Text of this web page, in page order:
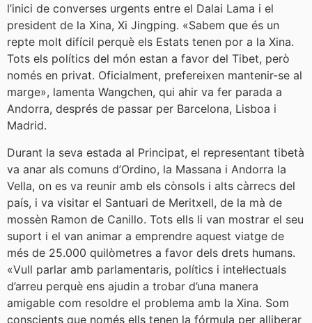
l’inici de converses urgents entre el Dalai Lama i el
president de la Xina, Xi Jingping. «Sabem que és un
repte molt difícil perquè els Estats tenen por a la Xina.
Tots els polítics del món estan a favor del Tibet, però
només en privat. Oficialment, prefereixen mantenir-se al
marge», lamenta Wangchen, qui ahir va fer parada a
Andorra, després de passar per Barcelona, Lisboa i
Madrid.
Durant la seva estada al Principat, el representant tibetà
va anar als comuns d’Ordino, la Massana i Andorra la
Vella, on es va reunir amb els cònsols i alts càrrecs del
país, i va visitar el Santuari de Meritxell, de la mà de
mossèn Ramon de Canillo. Tots ells li van mostrar el seu
suport i el van animar a emprendre aquest viatge de
més de 25.000 quilòmetres a favor dels drets humans.
«Vull parlar amb parlamentaris, polítics i intel·lectuals
d’arreu perquè ens ajudin a trobar d’una manera
amigable com resoldre el problema amb la Xina. Som
conscients que només ells tenen la fórmula per alliberar